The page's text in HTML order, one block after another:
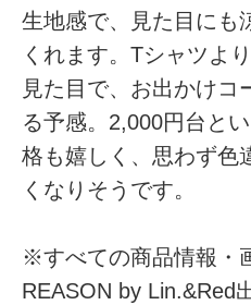
生地感で、見た目にも
くれます。Tシャツよ
見た目で、お出かけコ
る予感。2,000円台と
格も嬉しく、思わず色
くなりそうです。
※すべての商品情報・
REASON by Lin.&Red